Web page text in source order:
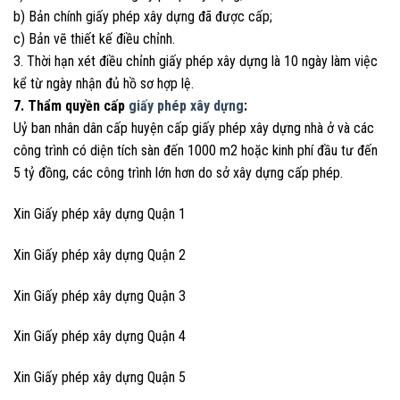
b) Bản chính giấy phép xây dựng đã được cấp;
c) Bản vẽ thiết kế điều chỉnh.
3. Thời hạn xét điều chỉnh giấy phép xây dựng là 10 ngày làm việc
kể từ ngày nhận đủ hồ sơ hợp lệ.
7. Thẩm quyền cấp giấy phép xây dựng:
Uỷ ban nhân dân cấp huyện cấp giấy phép xây dựng nhà ở và các
công trình có diện tích sàn đến 1000 m2 hoặc kinh phí đầu tư đến
5 tỷ đồng, các công trình lớn hơn do sở xây dựng cấp phép.
Xin Giấy phép xây dựng Quận 1
Xin Giấy phép xây dựng Quận 2
Xin Giấy phép xây dựng Quận 3
Xin Giấy phép xây dựng Quận 4
Xin Giấy phép xây dựng Quận 5